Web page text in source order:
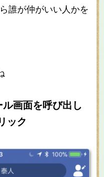
誰が仲がいい人かを
画面を呼び出し
ック